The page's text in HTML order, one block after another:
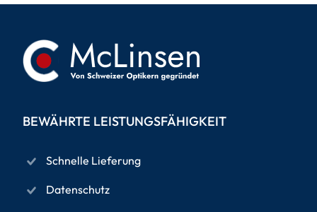
BEWÄHRTE LEISTUNGSFÄHIGKEIT
Schnelle Lieferung
Datenschutz